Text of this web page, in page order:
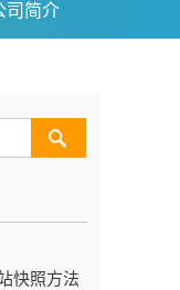
司简介
快照方法